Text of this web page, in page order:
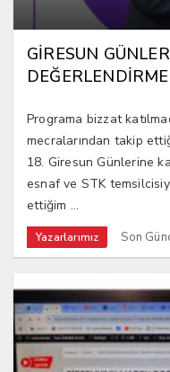
GİRESUN
DEĞERLENDİRME
Programa bizzat
mecralarından takip
18. Giresun Günlerine
esnaf ve STK
ettiğim ...
Yazarlarımız Son